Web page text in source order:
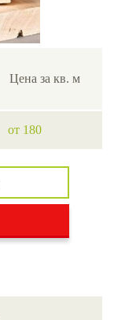
Цена за кв. м
от 180